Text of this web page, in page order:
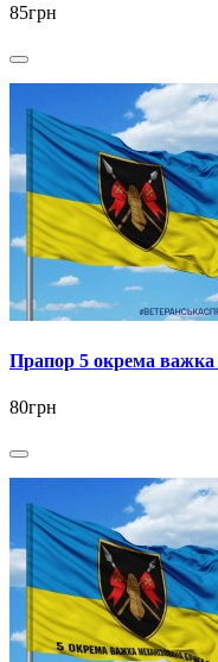
85грн
Прапор 5 окрема
80грн